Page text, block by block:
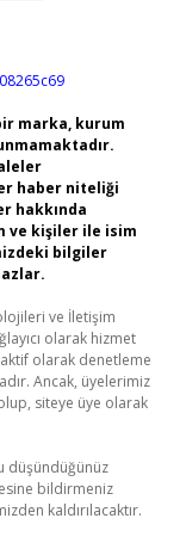
marka, kurum
haber niteliği
hakkında
ve kişiler ile isim
bilgiler
ve İletişim
olarak hizmet
olarak denetleme
Ancak, üyelerimiz
siteye üye olarak
düşündüğünüz
bildirmeniz
kaldırılacaktır.